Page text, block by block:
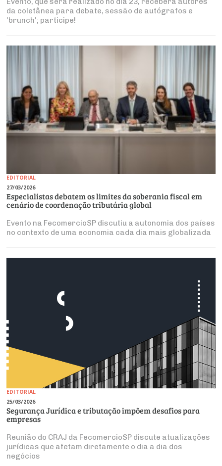
da coletânea para debate, sessão de autógrafos e
'brunch'; participe!
EDITORIAL
27/03/2026
Especialistas debatem os limites da soberania fiscal em
cenário de coordenação tributária global
Evento na FecomercioSP discutiu a autonomia dos países
no contexto de uma economia cada dia mais globalizada
EDITORIAL
25/03/2026
Segurança Jurídica e tributação impõem desafios para
empresas
Reunião do CRAJ da FecomercioSP discute atualizações
jurídicas que afetam diretamente o dia a dia dos
negócios